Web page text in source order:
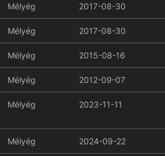
Mélyég 2017-08-30
Mélyég 2017-08-30
Mélyég 2015-08-16
Mélyég 2012-09-07
Mélyég 2023-11-11
Mélyég 2024-09-22